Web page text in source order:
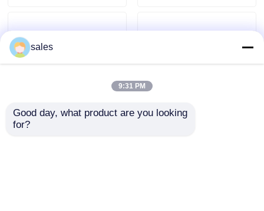
sales
9:31 PM
Good day, what product are you looking
for?